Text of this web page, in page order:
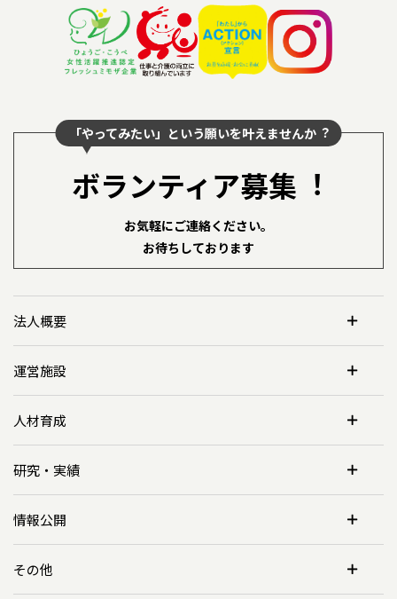
「やってみたい」という願いを叶えませんか︖
ボランティア募集︕
お気軽にご連絡ください。
お待ちしております
法人概要
運営施設
人材育成
研究・実績
情報公開
その他